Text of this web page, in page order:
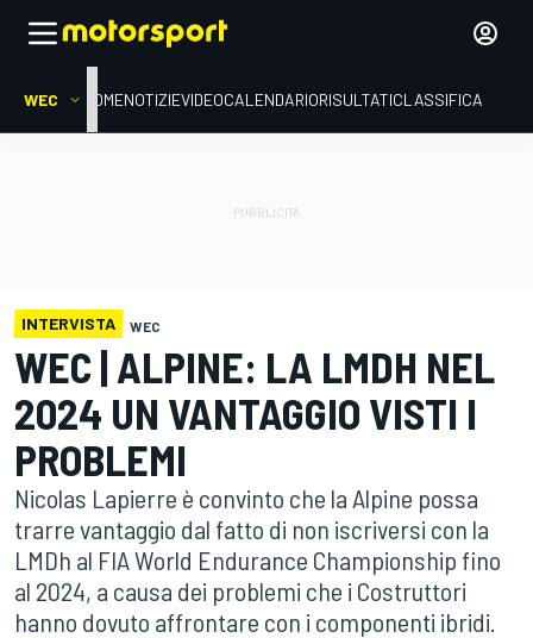
WEC HOMENOTIZIEVIDEOCALENDARIORISULTATICLASSIFICA
INTERVISTA WEC
WEC | ALPINE: LA LMDH NEL
2024 UN VANTAGGIO VISTI I
PROBLEMI
Nicolas Lapierre è convinto che la Alpine possa
trarre vantaggio dal fatto di non iscriversi con la
LMDh al FIA World Endurance Championship fino
al 2024, a causa dei problemi che i Costruttori
hanno dovuto affrontare con i componenti ibridi.